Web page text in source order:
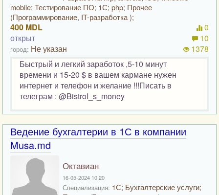
mobile; Тестирование ПО; 1С; php; Прочее
(Программирование, IT-разработка );
400 MDL
открыт
город: Не указан
0
10
1378
Быстрый и легкий заработок ,5-10 минут
времени и 15-20 $ в вашем кармане нужен
интернет и телефон и желание !!!Писать в
телеграм : @BistroI_s_money
Ведение бухгалтерии в 1С в компании
Musa.md
Октавиан
16-05-2024 10:20
Специализация: 1С; Бухгалтерские услуги;